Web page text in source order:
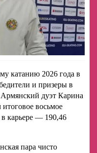
катанию 2026 года в
и призеры в
дуэт Карина
восьмое
в карьере — 190,46
пара чисто